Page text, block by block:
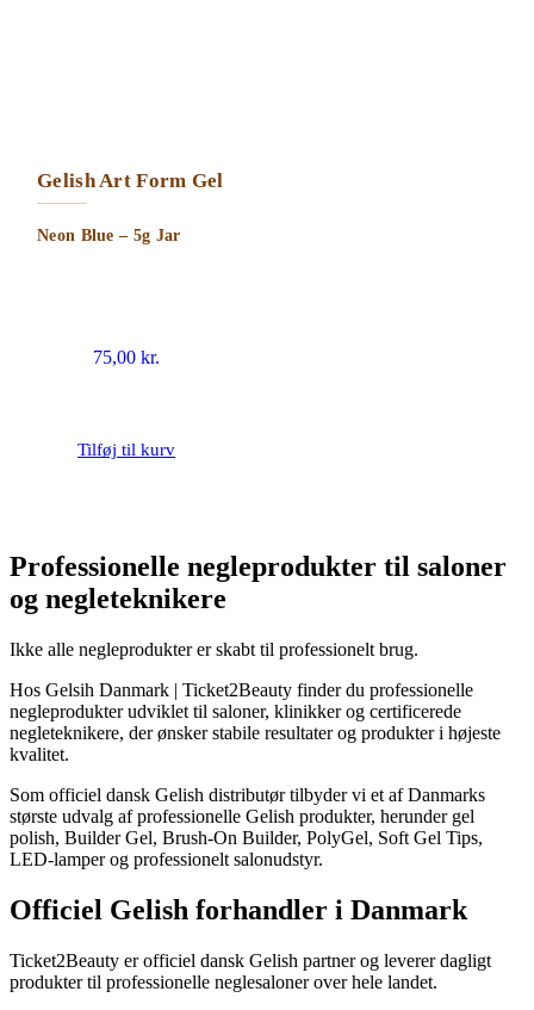
Gelish Art Form Gel
Neon Blue – 5g Jar
75,00 kr.
Tilføj til kurv
Professionelle negleprodukter til saloner
og negleteknikere
Ikke alle negleprodukter er skabt til professionelt brug.
Hos Gelsih Danmark | Ticket2Beauty finder du professionelle
negleprodukter udviklet til saloner, klinikker og certificerede
negleteknikere, der ønsker stabile resultater og produkter i højeste
kvalitet.
Som officiel dansk Gelish distributør tilbyder vi et af Danmarks
største udvalg af professionelle Gelish produkter, herunder gel
polish, Builder Gel, Brush-On Builder, PolyGel, Soft Gel Tips,
LED-lamper og professionelt salonudstyr.
Officiel Gelish forhandler i Danmark
Ticket2Beauty er officiel dansk Gelish partner og leverer dagligt
produkter til professionelle neglesaloner over hele landet.